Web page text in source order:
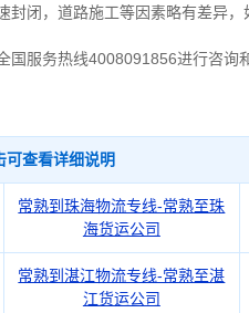
闭，道路施工等因素略有差异
服务热线4008091856进行咨询
可查看详细说明
常熟到珠海物流专线-常熟至珠
海货运公司
常熟到湛江物流专线-常熟至湛
江货运公司